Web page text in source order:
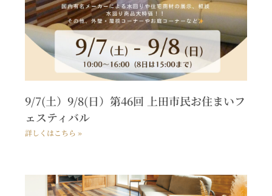
9/7(土）9/8(日）第46回 上田市民お住まいフ
ェスティバル
詳しくはこちら »